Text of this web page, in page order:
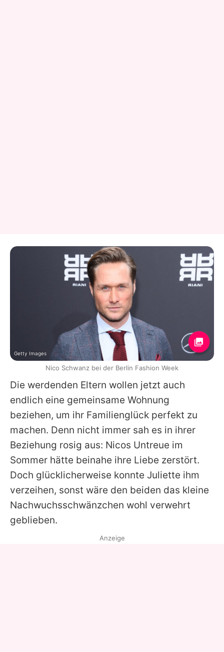
Die werdenden Eltern wollen jetzt auch
endlich eine gemeinsame Wohnung
beziehen, um ihr Familienglück perfekt zu
machen. Denn nicht immer sah es in ihrer
Beziehung rosig aus: Nicos Untreue im
Sommer hätte beinahe ihre Liebe zerstört.
Doch glücklicherweise konnte Juliette ihm
verzeihen, sonst wäre den beiden das kleine
Nachwuchsschwänzchen wohl verwehrt
geblieben.
Getty Images
Nico Schwanz bei der Berlin Fashion Week
Anzeige